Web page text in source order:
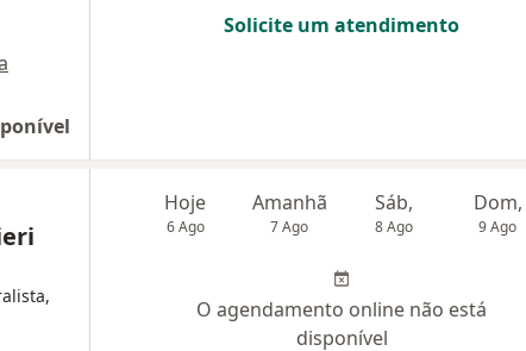
Solicite um atendimento
Hoje
6 Ago
Amanhã
7 Ago
Sáb,
8 Ago
Dom,
9 Ago
O agendamento online não está
disponível